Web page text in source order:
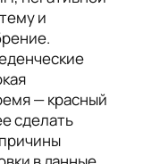
и
— красный
сделать